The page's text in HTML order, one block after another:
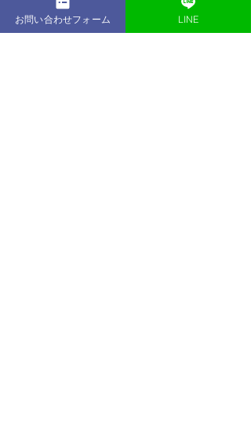
お問い合わせフォーム LINE